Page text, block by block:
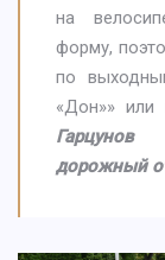
на
форму,
по
«Дон»» или
дорожный